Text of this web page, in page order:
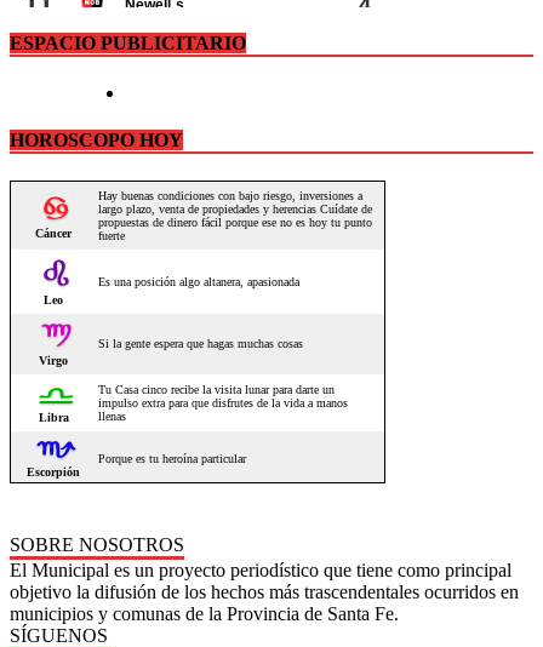
ESPACIO PUBLICITARIO
HOROSCOPO HOY
SOBRE NOSOTROS
El Municipal es un proyecto periodístico que tiene como principal
objetivo la difusión de los hechos más trascendentales ocurridos en
municipios y comunas de la Provincia de Santa Fe.
SÍGUENOS